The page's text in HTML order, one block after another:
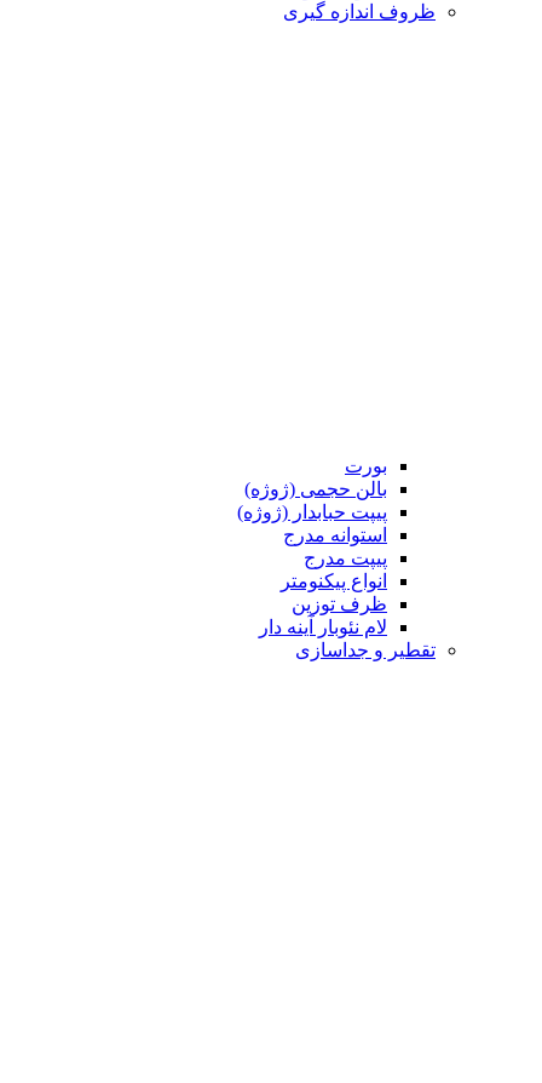
ظروف اندازه گیری
بورت
بالن حجمی (ژوژه)
پیپت حبابدار (ژوژه)
استوانه مدرج
پیپت مدرج
انواع پیکنومتر
ظرف توزین
لام نئوبار آینه دار
تقطیر و جداسازی